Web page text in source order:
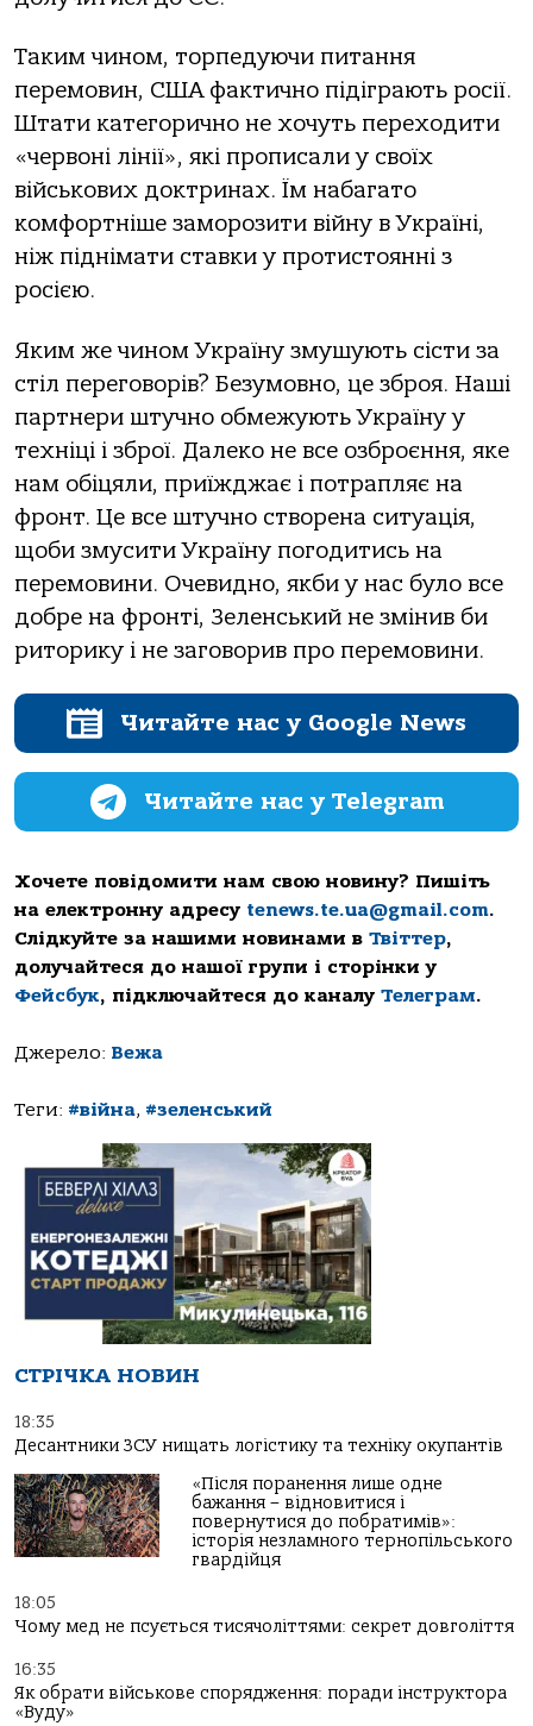
Таким чином, торпедуючи питання
перемовин, США фактично підіграють росії.
Штати категорично не хочуть переходити
«червоні лінії», які прописали у своїх
військових доктринах. Їм набагато
комфортніше заморозити війну в Україні,
ніж піднімати ставки у протистоянні з
росією.
Яким же чином Україну змушують сісти за
стіл переговорів? Безумовно, це зброя. Наші
партнери штучно обмежують Україну у
техніці і зброї. Далеко не все озброєння, яке
нам обіцяли, приїжджає і потрапляє на
фронт. Це все штучно створена ситуація,
щоби змусити Україну погодитись на
перемовини. Очевидно, якби у нас було все
добре на фронті, Зеленський не змінив би
риторику і не заговорив про перемовини.
Читайте нас у Google News
Читайте нас у Telegram
Хочете повідомити нам свою новину? Пишіть
на електронну адресу tenews.te.ua@gmail.com.
Слідкуйте за нашими новинами в Твіттер,
долучайтеся до нашої групи і сторінки у
Фейсбук, підключайтеся до каналу Телеграм.
Джерело: Вежа
Теги: #війна, #зеленський
СТРІЧКА НОВИН
18:35
Десантники ЗСУ нищать логістику та техніку окупантів
«Після поранення лише одне
бажання – відновитися і
повернутися до побратимів»:
історія незламного тернопільського
гвардійця
18:05
Чому мед не псується тисячоліттями: секрет довголіття
16:35
Як обрати військове спорядження: поради інструктора
«Вуду»